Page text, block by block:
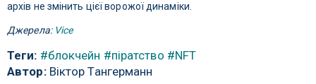
архів не змінить цієї ворожої динаміки.
Джерела: Vice
Теги: #блокчейн #піратство #NFT
Автор:Віктор Тангерманн